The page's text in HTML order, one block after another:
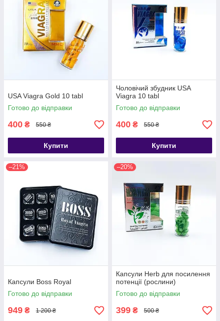
USA Viagra Gold 10 tabl
Готово до відправки
400 ₴ 550 ₴
Купити
Чоловічий збудник USA
Viagra 10 tabl
Готово до відправки
400 ₴ 550 ₴
Купити
–21%
Капсули Boss Royal
Готово до відправки
949 ₴ 1 200 ₴
–20%
Капсули Herb для посилення
потенції (рослини)
Готово до відправки
399 ₴ 500 ₴